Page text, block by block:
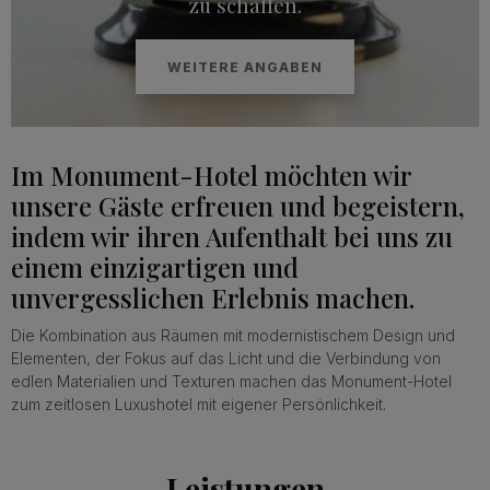
WEITERE ANGABEN
Im Monument-Hotel möchten wir
unsere Gäste erfreuen und begeistern,
indem wir ihren Aufenthalt bei uns zu
einem einzigartigen und
unvergesslichen Erlebnis machen.
Die Kombination aus Räumen mit modernistischem Design und
Elementen, der Fokus auf das Licht und die Verbindung von
edlen Materialien und Texturen machen das Monument-Hotel
zum zeitlosen Luxushotel mit eigener Persönlichkeit.